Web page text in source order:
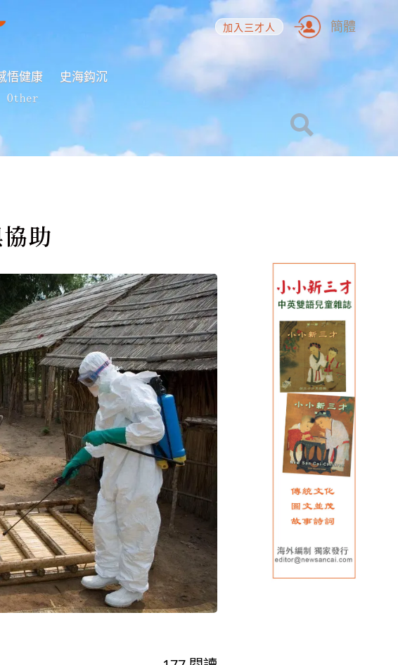
悟健康
史海鈎沉
Other
加入三才人 簡體
助